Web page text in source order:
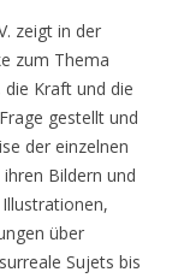
zeigt in der
zum Thema
die Kraft und die
gestellt und
der einzelnen
Bildern und
über
Sujets bis